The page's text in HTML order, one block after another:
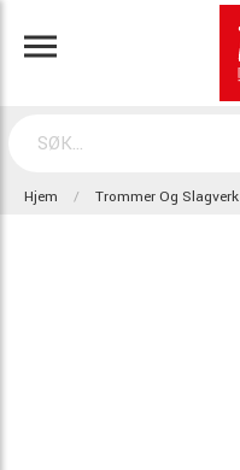
Hjem Trommer Og Slagverk